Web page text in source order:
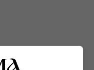
γεγονότα της